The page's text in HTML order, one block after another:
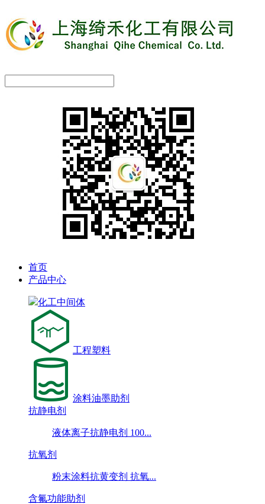
首页
产品中心
化工中间体
工程塑料
涂料油墨助剂
抗静电剂
液体离子抗静电剂 100...
抗氧剂
粉末涂料抗黄变剂 抗氧...
含氟功能助剂